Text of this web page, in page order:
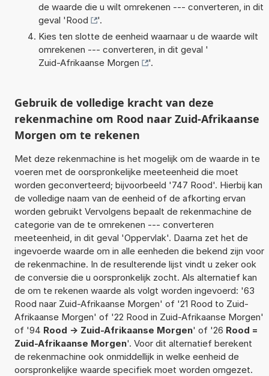
de waarde die u wilt omrekenen --- converteren, in dit
geval 'Rood
'.
Kies ten slotte de eenheid waarnaar u de waarde wilt
omrekenen --- converteren, in dit geval '
Zuid-Afrikaanse Morgen
'.
Gebruik de volledige kracht van deze
rekenmachine om Rood naar Zuid-Afrikaanse
Morgen om te rekenen
Met deze rekenmachine is het mogelijk om de waarde in te
voeren met de oorspronkelijke meeteenheid die moet
worden geconverteerd; bijvoorbeeld '747 Rood'. Hierbij kan
de volledige naam van de eenheid of de afkorting ervan
worden gebruikt Vervolgens bepaalt de rekenmachine de
categorie van de te omrekenen --- converteren
meeteenheid, in dit geval 'Oppervlak'. Daarna zet het de
ingevoerde waarde om in alle eenheden die bekend zijn voor
de rekenmachine. In de resulterende lijst vindt u zeker ook
de conversie die u oorspronkelijk zocht. Als alternatief kan
de om te rekenen waarde als volgt worden ingevoerd: '63
Rood naar Zuid-Afrikaanse Morgen' of '21 Rood to Zuid-
Afrikaanse Morgen' of '22 Rood in Zuid-Afrikaanse Morgen'
of '94 Rood -> Zuid-Afrikaanse Morgen' of '26 Rood =
Zuid-Afrikaanse Morgen'. Voor dit alternatief berekent
de rekenmachine ook onmiddellijk in welke eenheid de
oorspronkelijke waarde specifiek moet worden omgezet.